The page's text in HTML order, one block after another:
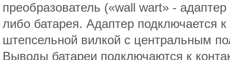
преобразователь («wall wart» -
либо батарея. Адаптер подключается
штепсельной вилкой с центральным
Выводы батареи подключаются к